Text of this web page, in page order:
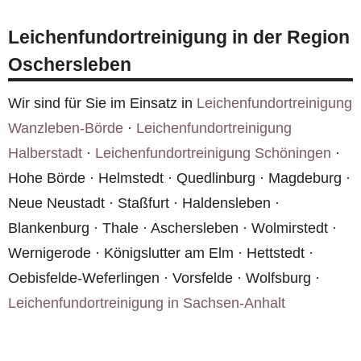
Abwicklung. Bei Mietwohnungen in Oschersleben
sollte der Vermieter informiert werden.
Leichenfundortreinigung in der Region
Oschersleben
Wir sind für Sie im Einsatz in Leichenfundortreinigung
Wanzleben-Börde · Leichenfundortreinigung
Halberstadt · Leichenfundortreinigung Schöningen ·
Hohe Börde · Helmstedt · Quedlinburg · Magdeburg ·
Neue Neustadt · Staßfurt · Haldensleben ·
Blankenburg · Thale · Aschersleben · Wolmirstedt ·
Wernigerode · Königslutter am Elm · Hettstedt ·
Oebisfelde-Weferlingen · Vorsfelde · Wolfsburg ·
Leichenfundortreinigung in Sachsen-Anhalt